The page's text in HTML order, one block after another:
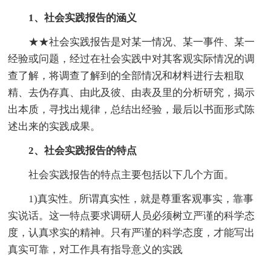
1、社会实践报告的涵义
★★社会实践报告是对某一情况、某一事件、某一
经验或问题，经过在社会实践中对其客观实际情况的调
查了解，将调查了解到的全部情况和材料进行去粗取
精、去伪存真、由此及彼、由表及里的分析研究，揭示
出本质，寻找出规律，总结出经验，最后以书面形式陈
述出来的实践成果。
2、社会实践报告的特点
社会实践报告的特点主要包括以下几个方面。
1)真实性。所谓真实性，就是尊重客观事实，靠事
实说话。这一特点要求调研人员必须树立严谨的科学态
度，认真求实的精神。只有严谨的科学态度，才能写出
真实可靠，对工作具有指导意义的实践